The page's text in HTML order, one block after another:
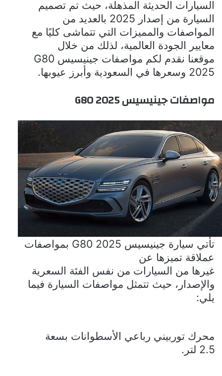
السيارات الحديثة المذهلة، حيث تم تصميم
السيارة من إصدار 2025 بالعديد من
المواصفات والمميزات التي تتماشى كليًا مع
معايير الجودة العالمية، لذلك من خلال
موقعنا نقدم لكم مواصفات جينيسيس G80
2025 وسعرها في السعودية وأبرز عيوبها.
مواصفاتجينيسيسG80 2025
تأتي سيارة جينيسيس G80 2025 بمواصفات
عملاقة تميزها عن
غيرها من السيارات من نفس الفئة السعرية
والإصدار، حيث تتمثل مواصفات السيارة فيما
يلي:
محرك توربيني رباعي الأسطوانات بسعة
2.5 لتر.